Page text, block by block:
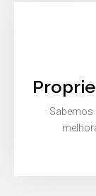
Sabemos